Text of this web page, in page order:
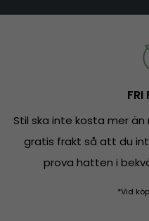
FRI
Stil ska inte kosta mer
gratis frakt så att du
prova hatten i
*Vid